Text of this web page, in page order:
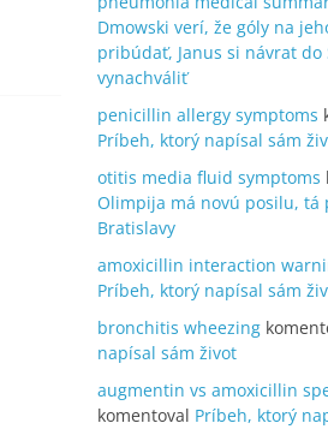
Dmowski verí, že góly na
pribúdať, Janus si návrat do
vynachváliť
penicillin allergy symptoms
Príbeh, ktorý napísal sám
otitis media fluid symptoms
Olimpija má novú posilu, tá
Bratislavy
amoxicillin interaction
Príbeh, ktorý napísal sám
bronchitis wheezing
napísal sám život
augmentin vs amoxicillin
komentoval Príbeh, ktorý